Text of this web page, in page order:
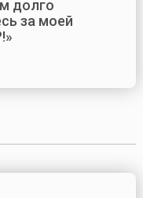
долго
за моей